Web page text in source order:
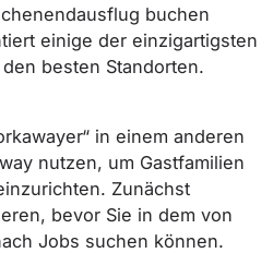
buchen
einige der einzigartigsten
besten Standorten.
in einem anderen
nutzen, um Gastfamilien
Zunächst
bevor Sie in dem von
Jobs suchen können.